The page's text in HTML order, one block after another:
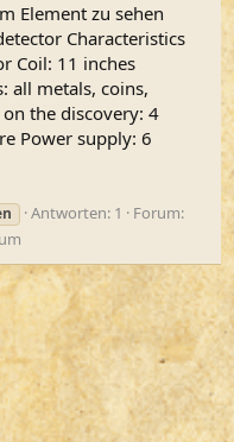
Element zu sehen
Characteristics
Coil: 11 inches
all metals, coins,
the discovery: 4
Power supply: 6
Antworten: 1
Forum: